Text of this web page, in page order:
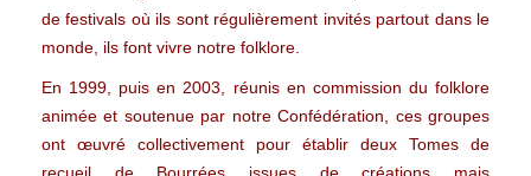
de festivals où ils sont régulièrement invités partout dans le
monde, ils font vivre notre folklore.
En 1999, puis en 2003, réunis en commission du folklore
animée et soutenue par notre Confédération, ces groupes
ont œuvré collectivement pour établir deux Tomes de